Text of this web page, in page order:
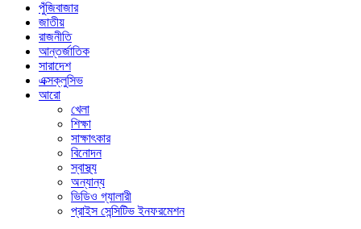
পুঁজিবাজার
জাতীয়
রাজনীতি
আন্তর্জাতিক
সারাদেশ
এক্সক্লুসিভ
আরো
খেলা
শিক্ষা
সাক্ষাৎকার
বিনোদন
স্বাস্থ্য
অন্যান্য
ভিডিও গ্যালারী
প্রাইস সেন্সিটিভ ইনফরমেশন